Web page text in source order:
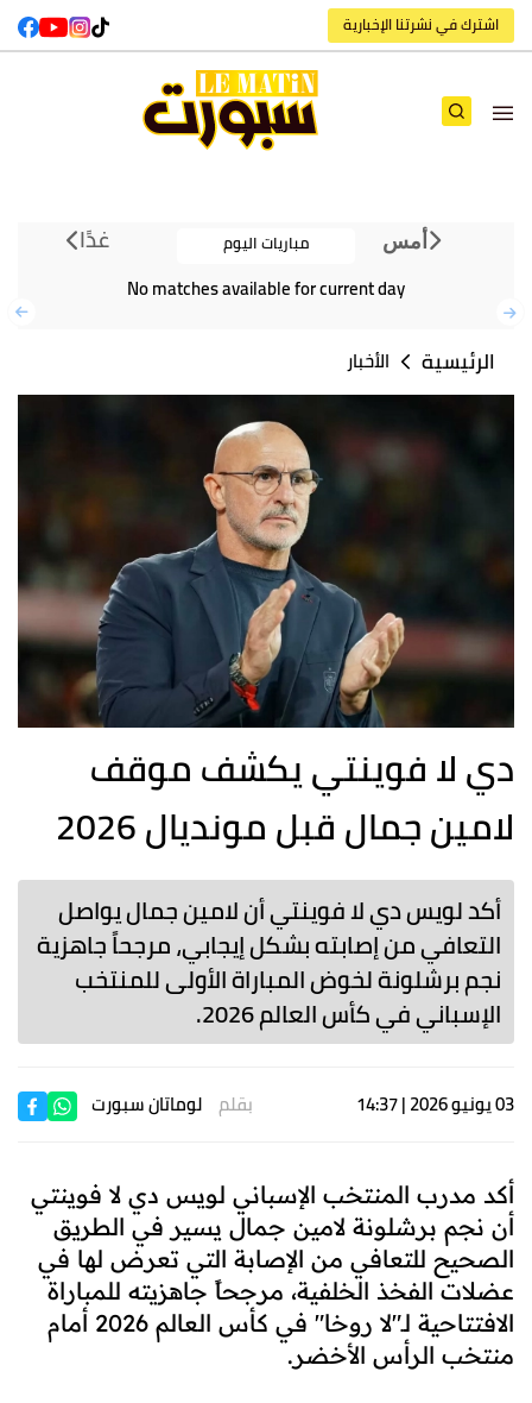
اشترك في نشرتنا الإخبارية
أمس مباريات اليوم غدًا
No matches available for current day
الرئيسية الأخبار
دي لا فوينتي يكشف موقف
لامين جمال قبل مونديال 2026
أكد لويس دي لا فوينتي أن لامين جمال يواصل
التعافي من إصابته بشكل إيجابي، مرجحاً جاهزية
نجم برشلونة لخوض المباراة الأولى للمنتخب
الإسباني في كأس العالم 2026.
03 يونيو 2026 | 14:37 بقلم لوماتان سبورت
أكد مدرب المنتخب الإسباني لويس دي لا فوينتي
أن نجم برشلونة لامين جمال يسير في الطريق
الصحيح للتعافي من الإصابة التي تعرض لها في
عضلات الفخذ الخلفية، مرجحاً جاهزيته للمباراة
الافتتاحية لـ"لا روخا" في كأس العالم 2026 أمام
منتخب الرأس الأخضر.